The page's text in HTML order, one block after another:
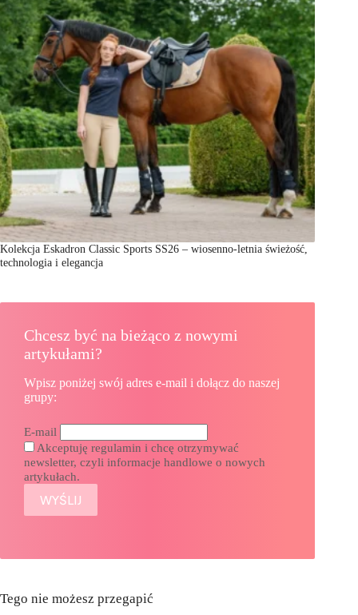
Kolekcja Eskadron Classic Sports SS26 – wiosenno-letnia świeżość,
technologia i elegancja
Chcesz być na bieżąco z nowymi
artykułami?
Wpisz poniżej swój adres e-mail i dołącz do naszej
grupy:
E-mail
Akceptuję regulamin i chcę otrzymywać
newsletter, czyli informacje handlowe o nowych
artykułach.
Tego nie możesz przegapić